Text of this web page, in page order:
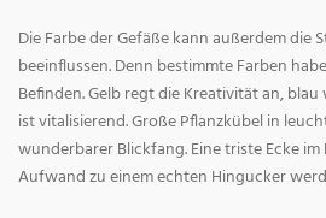
Die Farbe der Gefäße kann außerdem die
beeinflussen. Denn bestimmte Farben
Befinden. Gelb regt die Kreativität an,
ist vitalisierend. Große Pflanzkübel in
wunderbarer Blickfang. Eine triste Ecke
Aufwand zu einem echten Hingucker